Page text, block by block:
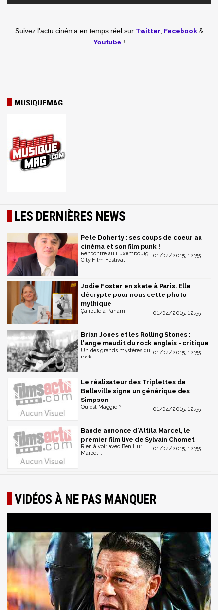
Suivez l'actu cinéma en temps réel sur Twitter Facebook&
Youtube!
MUSIQUEMAG
LES DERNIÈRES NEWS
Pete Doherty : ses coups de coeur au
cinéma et son film punk !
01/04/2015, 12:55
Rencontre au Luxembourg
City Film Festival
Jodie Foster en skate à Paris. Elle
décrypte pour nous cette photo
mythique
01/04/2015, 12:55
Ça roule à Panam !
Brian Jones et les Rolling Stones :
l'ange maudit du rock anglais - critique
01/04/2015, 12:55
Un des grands mystères du
rock
Le réalisateur des Triplettes de
Belleville signe un générique des
Simpson
01/04/2015, 12:55
Où est Maggie ?
Bande annonce d'Attila Marcel, le
premier film live de Sylvain Chomet
01/04/2015, 12:55
Rien à voir avec Ben Hur
Marcel ...
VIDÉOS À NE PAS MANQUER